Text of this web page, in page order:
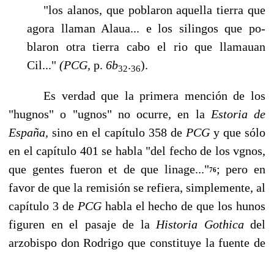
"los alanos, que poblaron aquella tierra que
agora llaman Alaua... e los silingos que po­
blaron otra tierra cabo el rio que llamauan
Cil..." (PCG, p. 6b32.36).
Es verdad que la primera mención de los
"hugnos" o "ugnos" no ocurre, en la Estoria de
España, sino en el capítulo 358 de PCG y que sólo
en el capítulo 401 se habla "del fecho de los vgnos,
que gentes fueron et de que linage..."76; pero en
favor de que la remisión se refiera, simplemente, al
capítulo 3 de PCG habla el hecho de que los hunos
figuren en el pasaje de la Historia Gothica del
arzobispo don Rodrigo que constituye la fuente de